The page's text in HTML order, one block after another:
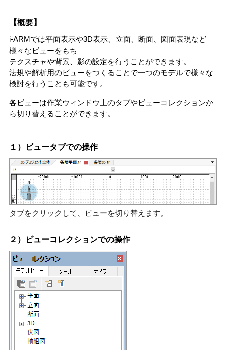
【概要】
i-ARMでは平面表示や3D表示、立面、断面、図面表現など
様々なビューをもち
テクスチャや背景、影の設定を行うことができます。
法規や解析用のビューをつくることで一つのモデルで様々な
検討を行うことも可能です。
各ビューは作業ウィンドウ上のタブやビューコレクションか
ら切り替えることができます。
１）ビュータブでの操作
タブをクリックして、ビューを切り替えます。
２）ビューコレクションでの操作